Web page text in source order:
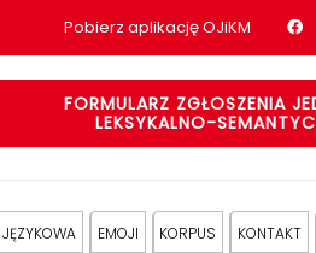
Pobierz aplikację OJiKM
FORMULARZ ZGŁOSZENIA
LEKSYKALNO-
EMOJI KORPUS KONTAKT